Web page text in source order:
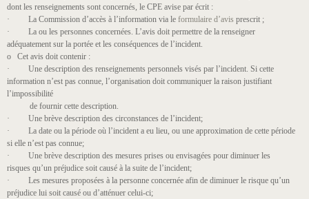
dont les renseignements sont concernés, le CPE avise par écrit :
· La Commission d’accès à l’information via le formulaire d’avis prescrit ;
· La ou les personnes concernées. L’avis doit permettre de la renseigner
adéquatement sur la portée et les conséquences de l’incident.
o Cet avis doit contenir :
· Une description des renseignements personnels visés par l’incident. Si cette
information n’est pas connue, l’organisation doit communiquer la raison justifiant
l’impossibilité
de fournir cette description.
· Une brève description des circonstances de l’incident;
· La date ou la période où l’incident a eu lieu, ou une approximation de cette période
si elle n’est pas connue;
· Une brève description des mesures prises ou envisagées pour diminuer les
risques qu’un préjudice soit causé à la suite de l’incident;
· Les mesures proposées à la personne concernée afin de diminuer le risque qu’un
préjudice lui soit causé ou d’atténuer celui-ci;